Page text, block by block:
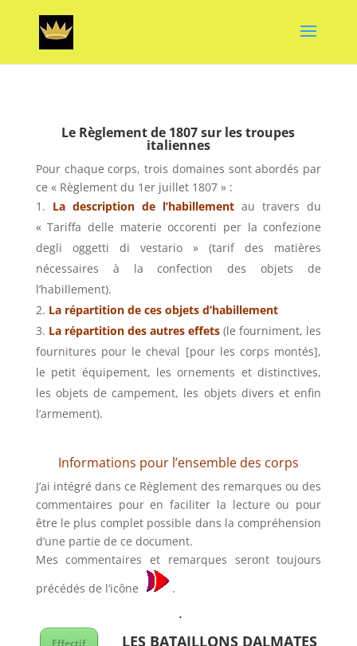
Le Règlement de 1807 sur les troupes
italiennes
Pour chaque corps, trois domaines sont abordés par
ce « Règlement du 1er juillet 1807 » :
La description de l’habillement au travers du
« Tariffa delle materie occorenti per la confezione
degli oggetti di vestario » (tarif des matières
nécessaires à la confection des objets de
l’habillement).
La répartition de ces objets d’habillement
La répartition des autres effets (le fourniment, les
fournitures pour le cheval [pour les corps montés],
le petit équipement, les ornements et distinctives,
les objets de campement, les objets divers et enfin
l’armement).
Informations pour l’ensemble des corps
J’ai intégré dans ce Règlement des remarques ou des
commentaires pour en faciliter la lecture ou pour
être le plus complet possible dans la compréhension
d’une partie de ce document.
Mes commentaires et remarques seront toujours
précédés de l’icône
.
.
Effectif
LES BATAILLONS DALMATES